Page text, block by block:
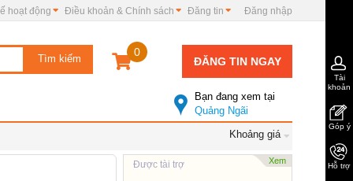
Đăng nhập
Đăng tin
Điều khoản & Chính sách
hoạt động
0
ĐĂNG TIN NGAY
Bạn đang xem tại
Quảng Ngãi
Khoảng giá
Được tài trợ Xem
Tài
khoản
Góp ý
Hỗ trợ